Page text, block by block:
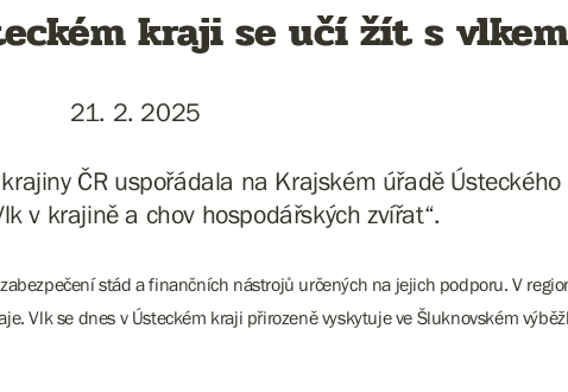
kraji se učí žít s vlkem
21. 2. 2025
ČR uspořádala na Krajském úřadě Ústeckého
v krajině a chov hospodářských zvířat“.
stád a finančních nástrojů určených na jejich podporu. V
Vlk se dnes v Ústeckém kraji přirozeně vyskytuje ve Šluknovském